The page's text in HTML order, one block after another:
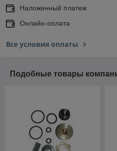
Наложенный платеж
Онлайн-оплата
Все условия оплаты
Подобные товары